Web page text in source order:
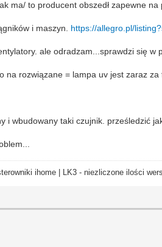
ma/ to producent obszedł zapewne
i maszyn. https://allegro.pl/
ale odradzam...sprawdzi się w
rozwiązane = lampa uv jest zaraz
i wbudowany taki czujnik. prześledzić
ihome | LK3 - niezliczone ilości